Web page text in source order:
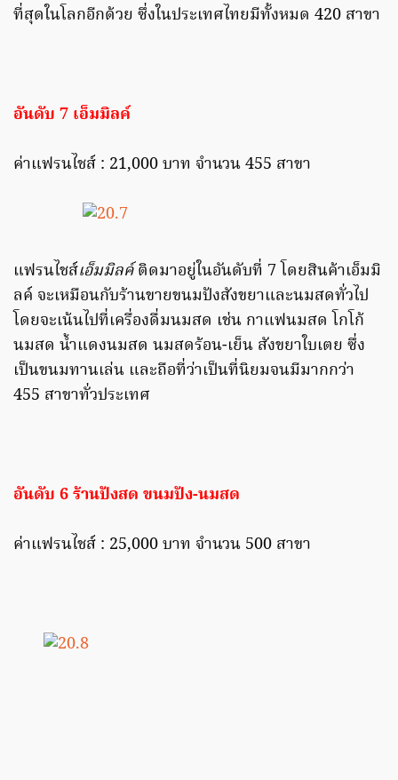
ที่สุดในโลกอีกด้วย ซึ่งในประเทศไทยมีทั้งหมด 420 สาขา
อันดับ 7 เอ็มมิลค์
ค่าแฟรนไชส์ : 21,000 บาท จำนวน 455 สาขา
แฟรนไชส์เอ็มมิลค์ติดมาอยู่ในอันดับที่ 7 โดยสินค้าเอ็มมิ
ลค์ จะเหมือนกับร้านขายขนมปังสังขยาและนมสดทั่วไป
โดยจะเน้นไปที่เครื่องดื่มนมสด เช่น กาแฟนมสด โกโก้
นมสด น้ำแดงนมสด นมสดร้อน-เย็น สังขยาใบเตย ซึ่ง
เป็นขนมทานเล่น และถือที่ว่าเป็นที่นิยมจนมีมากกว่า
455 สาขาทั่วประเทศ
อันดับ 6 ร้านปังสด ขนมปัง-นมสด
ค่าแฟรนไชส์ : 25,000 บาท จำนวน 500 สาขา